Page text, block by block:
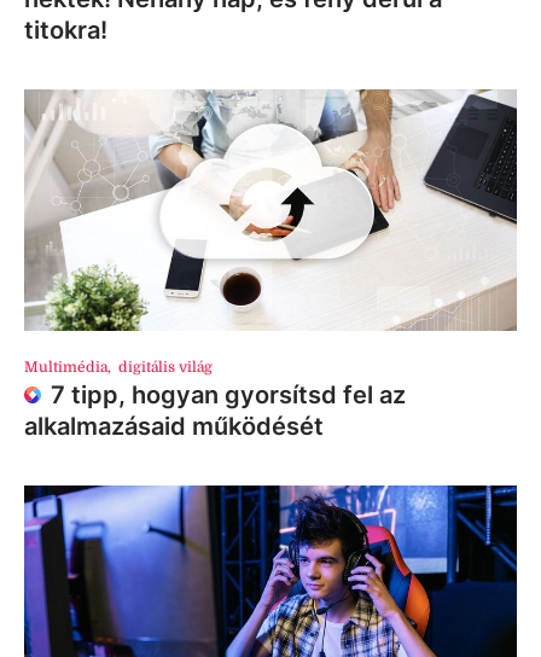
titokra!
Multimédia, digitális világ
7 tipp, hogyan gyorsítsd fel az
alkalmazásaid működését